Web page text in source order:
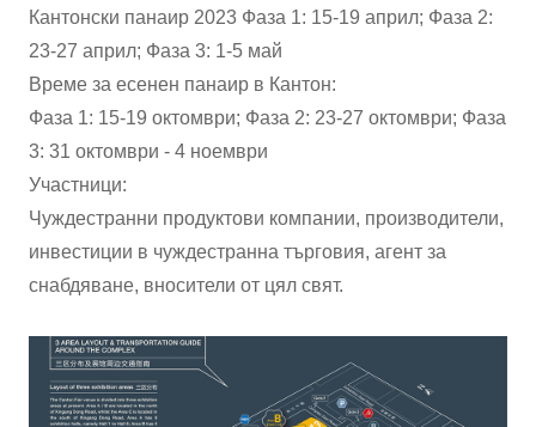
Кантонски панаир 2023 Фаза 1: 15-19 април; Фаза 2:
23-27 април; Фаза 3: 1-5 май
Време за есенен панаир в Кантон:
Фаза 1: 15-19 октомври; Фаза 2: 23-27 октомври; Фаза
3: 31 октомври - 4 ноември
Участници:
Чуждестранни продуктови компании, производители,
инвестиции в чуждестранна търговия, агент за
снабдяване, вносители от цял ​​свят.